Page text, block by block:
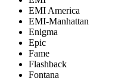
EMI America
EMI-Manhattan
Enigma
Epic
Fame
Flashback
Fontana